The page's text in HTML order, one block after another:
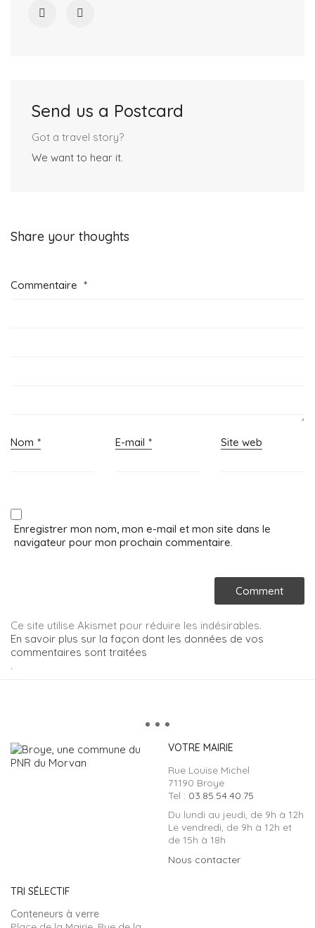
Send us a Postcard
Got a travel story?
We want to hear it.
Share your thoughts
Commentaire *
Nom * E-mail * Site web
Enregistrer mon nom, mon e-mail et mon site dans le
navigateur pour mon prochain commentaire.
Ce site utilise Akismet pour réduire les indésirables.
En savoir plus sur la façon dont les données de vos
commentaires sont traitées
.
VOTRE MAIRIE
Rue Louise Michel
71190 Broye
Tel : 03.85.54.40.75
Du lundi au jeudi, de 9h à 12h
Le vendredi, de 9h à 12h et
de 15h à 18h
Nous contacter
TRI SÉLECTIF
Conteneurs à verre